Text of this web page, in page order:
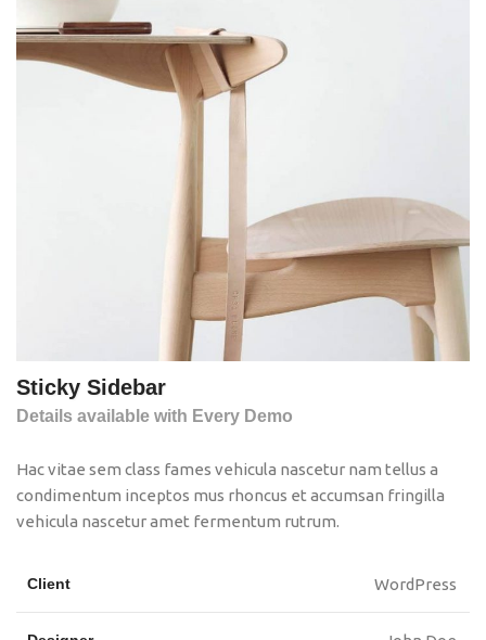
Sticky Sidebar
Details available with Every Demo
Hac vitae sem class fames vehicula nascetur nam tellus a
condimentum inceptos mus rhoncus et accumsan fringilla
vehicula nascetur amet fermentum rutrum.
Client WordPress